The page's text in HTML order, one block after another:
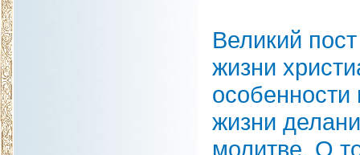
Великий
жизни
жизни
молитве. О